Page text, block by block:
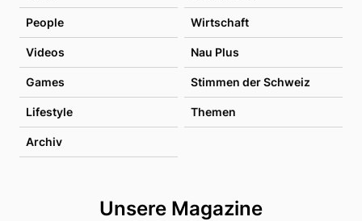
People Wirtschaft
Videos Nau Plus
Games Stimmen der Schweiz
Lifestyle Themen
Archiv
Unsere Magazine